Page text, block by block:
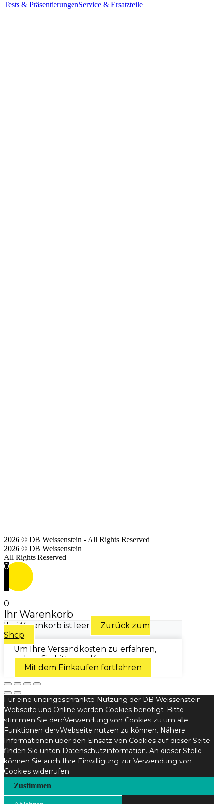
Tests & PräsentierungenService & Ersatzteile
2026 © DB Weissenstein - All Rights Reserved
2026 © DB Weissenstein
All Rights Reserved
0
0
Ihr Warenkorb
Ihr Warenkorb ist leer
Zurück zum
Shop
Um Ihre Versandkosten zu erfahren,
gehen Sie bitte zur Kasse.
Mit dem Einkaufen fortfahren
Für eine uneingeschränkte Nutzung der DB Weissenstein
Webseite und Online werden Cookies benötigt. Bitte
stimmen Sie dercVerwendung von Cookies zu um alle
Funktionen dervWebseite nutzen zu können. Nähere
Informationen über den Einsatz von Cookies auf dieser Seite
finden Sie unten Datenschutzinformation. An dieser Stelle
können Sie auch Ihre Einwilligung zur Verwendung von
Cookies widerrufen.
Zustimmen